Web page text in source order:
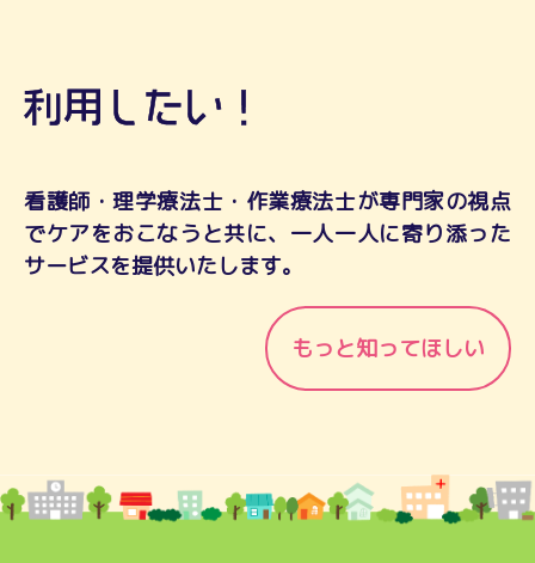
看護師・理学療法士・作業療法士が専門家の視点
でケアをおこなうと共に、一人一人に寄り添った
サービスを提供いたします。
もっと知ってほしい